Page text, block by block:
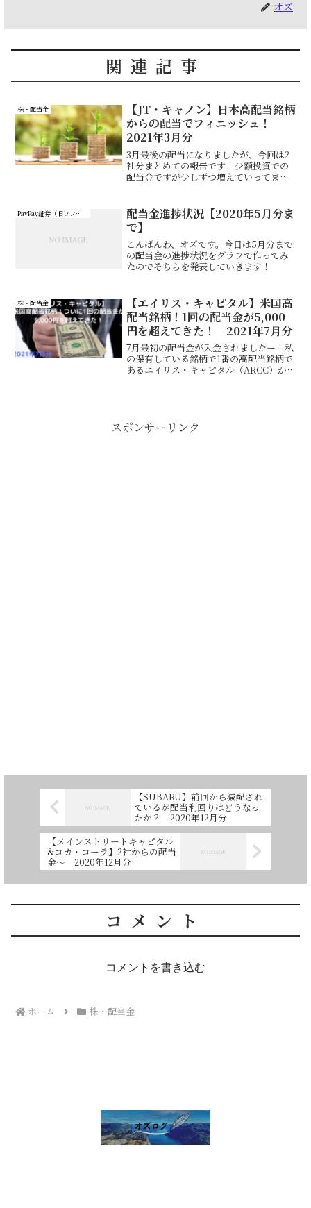
オズ
関連記事
株・配当金
【JT・キャノン】日本高配当銘柄
からの配当でフィニッシュ！
2021年3月分
3月最後の配当になりましたが、今回は2
社分まとめての報告です！少額投資での
配当金ですが少しずつ増えていってま
PayPay証券（旧ワンタップバイ）
配当金進捗状況【2020年5月分ま
で】
こんばんわ、オズです。今日は5月分まで
の配当金の進捗状況をグラフで作ってみ
たのでそちらを発表していきます！
株・配当金
【エイリス・キャピタル】米国高
配当銘柄！1回の配当金が5,000
円を超えてきた！ 2021年7月分
7月最初の配当金が入金されましたー！私
の保有している銘柄で1番の高配当銘柄で
あるエイリス・キャピタル（ARCC）か
スポンサーリンク
【SUBARU】前回から減配され
ているが配当利回りはどうなっ
たか？ 2020年12月分
【メインストリートキャピタル
&コカ・コーラ】2社からの配当
金～ 2020年12月分
コメント
コメントを書き込む
ホーム 株・配当金